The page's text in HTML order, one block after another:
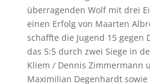
überragenden Wolf mit drei
einen Erfolg von Maarten
schaffte die Jugend 15 gegen
das 5:5 durch zwei Siege in
Kliem / Dennis Zimmermann
Maximilian Degenhardt